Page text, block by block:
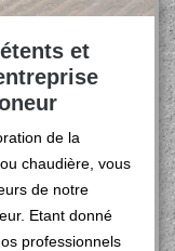
et
de la
chaudière, vous
de notre
Etant donné
professionnels